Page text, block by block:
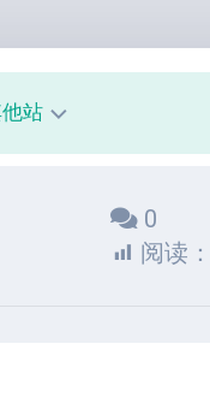
站
0
阅读：